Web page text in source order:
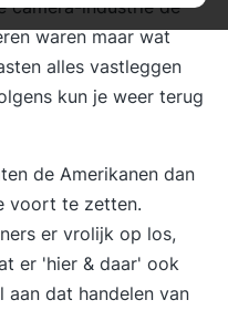
camera-industrie de
waren maar wat
alles vastleggen
kun je weer terug
de Amerikanen dan
voort te zetten.
er vrolijk op los,
er 'hier & daar' ook
dat handelen van